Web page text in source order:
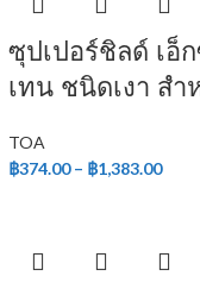
ซุปเปอร์ชิลด์ เอ็
เทน ชนิดเงา ส
TOA
฿374.00 – ฿1,383.00